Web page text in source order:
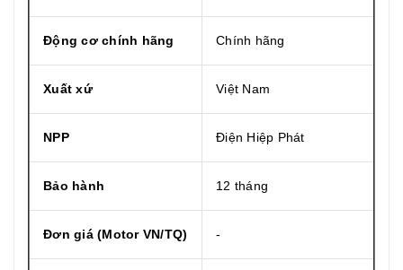
Động cơ chính hãng Chính hãng
Xuất xứ Việt Nam
NPP Điện Hiệp Phát
Bảo hành 12 tháng
Đơn giá (Motor VN/TQ) -